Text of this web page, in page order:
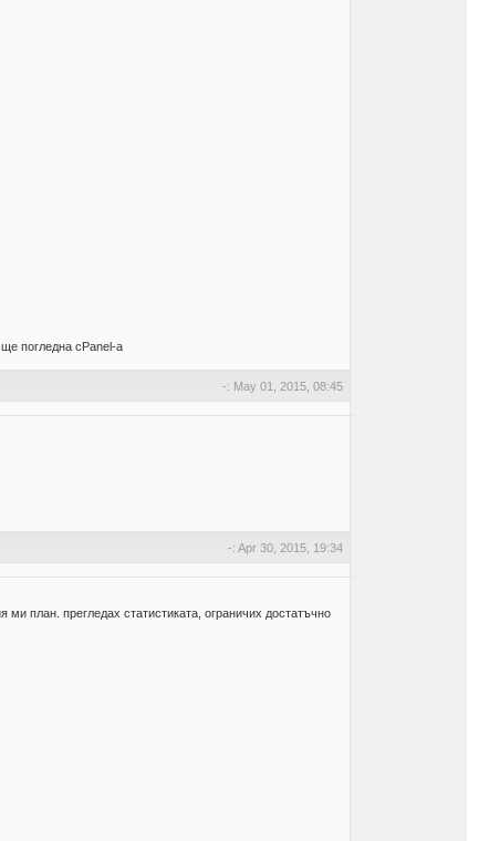
погледна cPanel-а
-: May 01, 2015, 08:45
-: Apr 30, 2015, 19:34
план. прегледах статистиката, ограничих достатъчно